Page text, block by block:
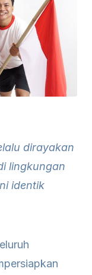
dirayakan
lingkungan
identik